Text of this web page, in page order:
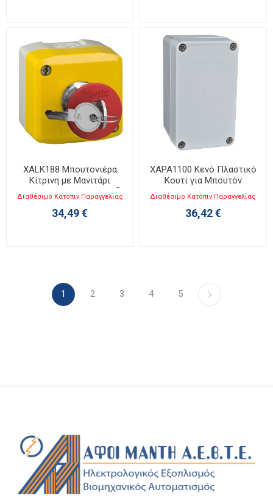
XALK188 Μπουτονιέρα
Κίτρινη με Μανιτάρι
Emergency Stop με Κλειδί
2NC
Διαθέσιμο Κατόπιν Παραγγελίας
34,49 €
XAPA1100 Κενό Πλαστικό
Κουτί για Μπουτόν
85x146x87mm
Διαθέσιμο Κατόπιν Παραγγελίας
36,42 €
1 2 3 4 5